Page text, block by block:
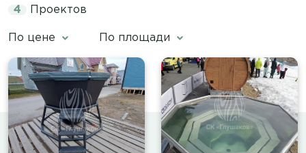
4 Проектов
По цене По площади